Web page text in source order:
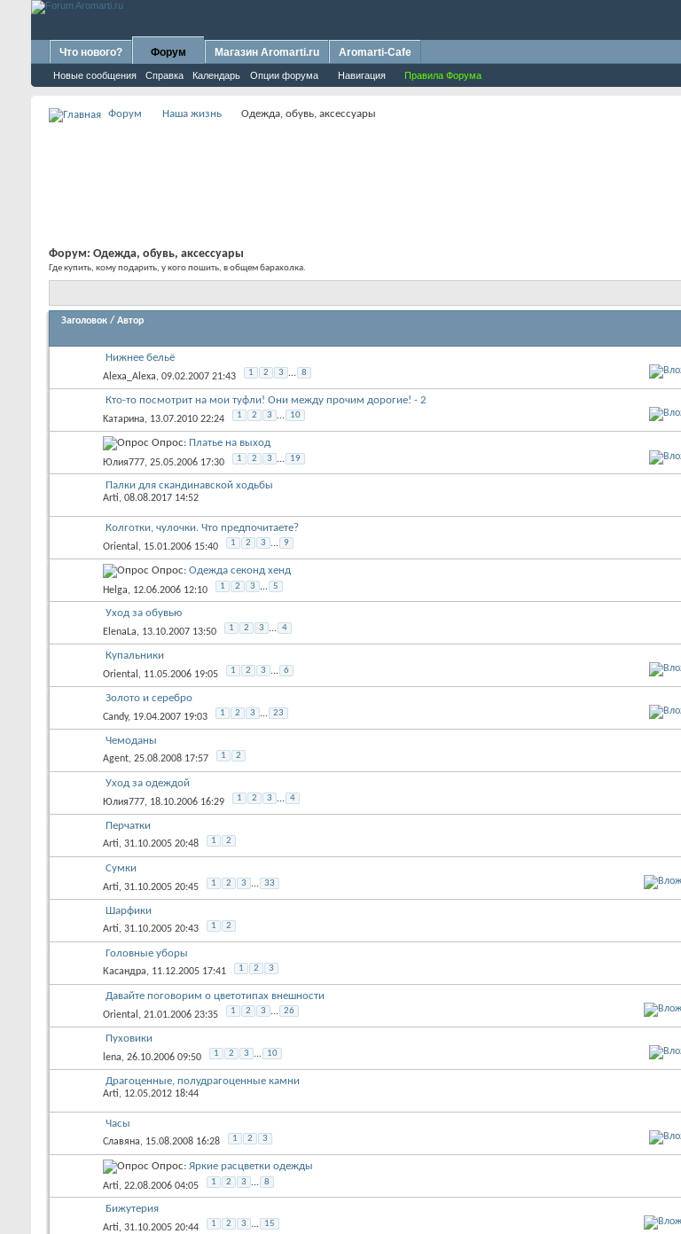
Что нового? Форум
Новые сообщения Справка Календарь Опции форума Навигация Правила Форума
Магазин Aromarti.ru Aromarti-Cafe
Форум Наша жизнь Одежда, обувь, аксессуары
Форум: Одежда, обувь, аксессуары
Где купить, кому подарить, у кого пошить, в общем барахолка.
Заголовок / Автор
Нижнее бельё
Alexa_Alexa, 09.02.2007 21:43 1 2 3 ... 8
Кто-то посмотрит на мои туфли! Они между прочим дорогие! - 2
Kатарина, 13.07.2010 22:24 1 2 3 ... 10
Опрос: Платье на выход
Юлия777, 25.05.2006 17:30 1 2 3 ... 19
Палки для скандинавской ходьбы
Arti, 08.08.2017 14:52
Колготки, чулочки. Что предпочитаете?
Oriental , 15.01.2006 15:40 1 2 3 ... 9
Опрос: Одежда секонд хенд
Helga, 12.06.2006 12:10 1 2 3 ... 5
Уход за обувью
ElenaLa, 13.10.2007 13:50 1 2 3 ... 4
Купальники
Oriental , 11.05.2006 19:05 1 2 3 ... 6
Золото и серебро
Candy, 19.04.2007 19:03 1 2 3 ... 23
Чемоданы
Agent, 25.08.2008 17:57 1 2
Уход за одеждой
Юлия777, 18.10.2006 16:29 1 2 3 ... 4
Перчатки
Arti, 31.10.2005 20:48 1 2
Сумки
Arti, 31.10.2005 20:45 1 2 3 ... 33
Шарфики
Arti, 31.10.2005 20:43 1 2
Головные уборы
Касандра, 11.12.2005 17:41 1 2 3
Давайте поговорим о цветотипах внешности
Oriental , 21.01.2006 23:35 1 2 3 ... 26
Пуховики
lena, 26.10.2006 09:50 1 2 3 ... 10
Драгоценные, полудрагоценные камни
Arti, 12.05.2012 18:44
Часы
Славяна, 15.08.2008 16:28 1 2 3
Опрос: Яркие расцветки одежды
Arti, 22.08.2006 04:05 1 2 3 ... 8
Бижутерия
Arti, 31.10.2005 20:44 1 2 3 ... 15